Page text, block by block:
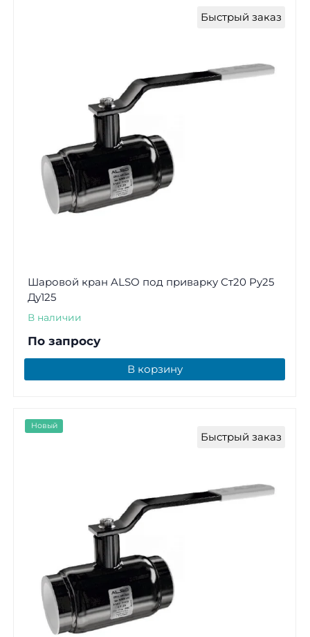
Быстрый заказ
Шаровой кран ALSO под приварку Ст20 Ру25
Ду125
В наличии
По запросу
В корзину
Быстрый заказ
Новый